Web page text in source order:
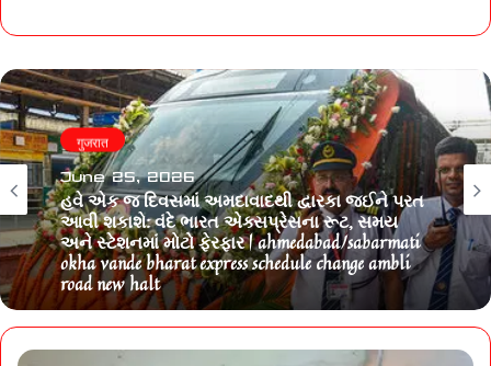
गुजरात
June 25, 2026
હવે એક જ દિવસમાં અમદાવાદથી દ્વારકા જઈને પરત
આવી શકાશે: વંદે ભારત એક્સપ્રેસના રૂટ, સમય
અને સ્ટેશનમાં મોટો ફેરફાર | ahmedabad/sabarmati
okha vande bharat express schedule change ambli
road new halt